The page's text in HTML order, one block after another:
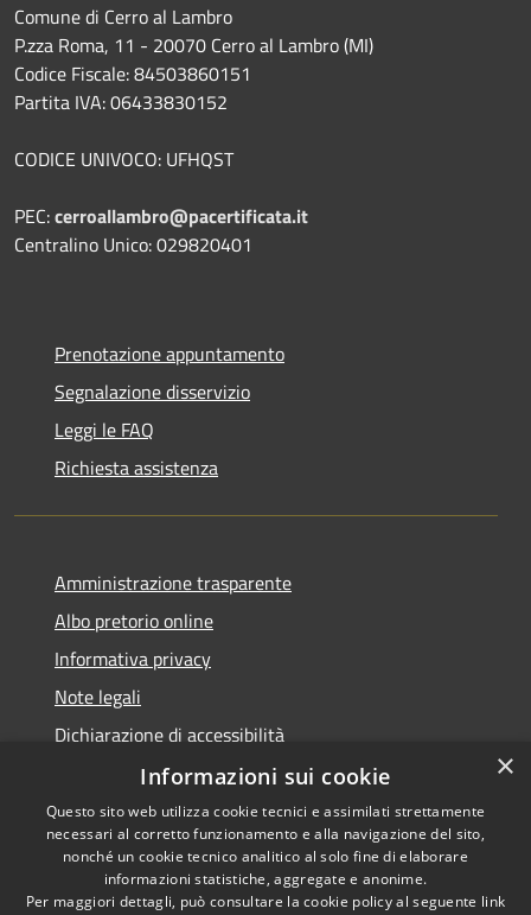
Comune di Cerro al Lambro
P.zza Roma, 11 - 20070 Cerro al Lambro (MI)
Codice Fiscale: 84503860151
Partita IVA: 06433830152
CODICE UNIVOCO: UFHQST
PEC:cerroallambro@pacertificata.it
Centralino Unico: 029820401
Prenotazione appuntamento
Segnalazione disservizio
Leggi le FAQ
Richiesta assistenza
Amministrazione trasparente
Albo pretorio online
Informativa privacy
Note legali
Dichiarazione di accessibilità
Accessibilità
Copyright © 2026 • Comune di
Cerro al Lambro • Powered by
×
Informazioni sui cookie
Questo sito web utilizza cookie tecnici e assimilati strettamente
necessari al corretto funzionamento e alla navigazione del sito,
nonché un cookie tecnico analitico al solo fine di elaborare
informazioni statistiche, aggregate e anonime.
Per maggiori dettagli, può consultare la cookie policy al seguente link